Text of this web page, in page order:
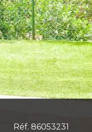
Réf. 86053231